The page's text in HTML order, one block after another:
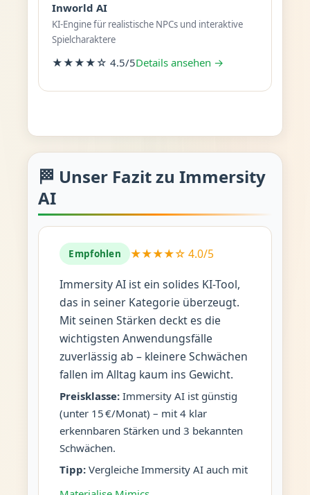
Inworld AI
KI-Engine für realistische NPCs und interaktive
Spielcharaktere
★★★★☆ 4.5/5Details ansehen →
🏁 Unser Fazit zu Immersity
AI
Empfohlen ★★★★☆ 4.0/5
Immersity AI ist ein solides KI-Tool,
das in seiner Kategorie überzeugt.
Mit seinen Stärken deckt es die
wichtigsten Anwendungsfälle
zuverlässig ab – kleinere Schwächen
fallen im Alltag kaum ins Gewicht.
Preisklasse:Immersity AI ist günstig
(unter 15 €/Monat) – mit 4 klar
erkennbaren Stärken und 3 bekannten
Schwächen.
Tipp:Vergleiche Immersity AI auch mit